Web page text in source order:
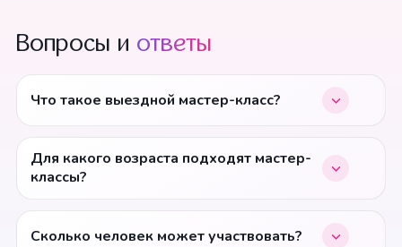
Вопросы и ответы
Что такое выездной мастер-класс?
Для какого возраста подходят мастер-
классы?
Сколько человек может участвовать?